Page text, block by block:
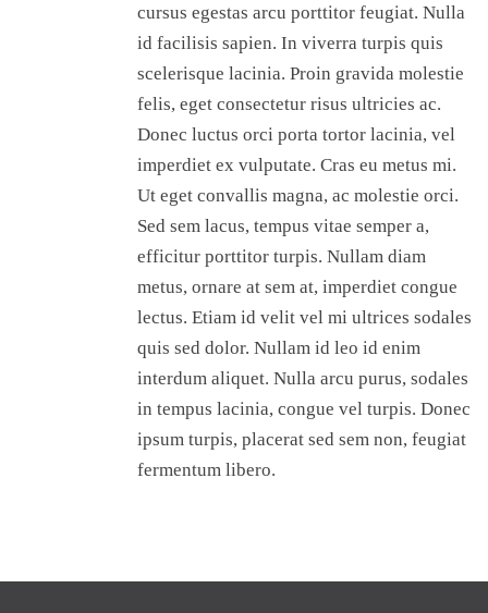
cursus egestas arcu porttitor feugiat. Nulla
id facilisis sapien. In viverra turpis quis
scelerisque lacinia. Proin gravida molestie
felis, eget consectetur risus ultricies ac.
Donec luctus orci porta tortor lacinia, vel
imperdiet ex vulputate. Cras eu metus mi.
Ut eget convallis magna, ac molestie orci.
Sed sem lacus, tempus vitae semper a,
efficitur porttitor turpis. Nullam diam
metus, ornare at sem at, imperdiet congue
lectus. Etiam id velit vel mi ultrices sodales
quis sed dolor. Nullam id leo id enim
interdum aliquet. Nulla arcu purus, sodales
in tempus lacinia, congue vel turpis. Donec
ipsum turpis, placerat sed sem non, feugiat
fermentum libero.